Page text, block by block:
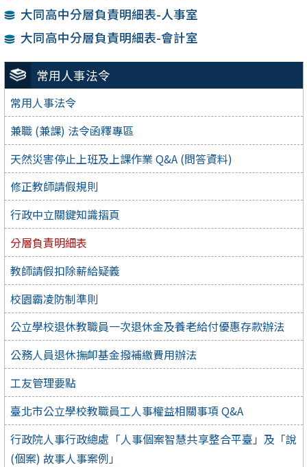
常用人事法令
常用人事法令
兼職 (兼課) 法令函釋專區
天然災害停止上班及上課作業 Q&A (問答資料)
修正教師請假規則
行政中立關鍵知識摺頁
分層負責明細表
教師請假扣除薪給疑義
校園霸凌防制準則
公立學校退休教職員一次退休金及養老給付優惠存款辦法
公務人員退休撫卹基金撥補繳費用辦法
工友管理要點
臺北市公立學校教職員工人事權益相關事項 Q&A
行政院人事行政總處「人事個案智慧共享整合平臺」及「說
(個案) 故事人事案例」
大同高中分層負責明細表-人事室
大同高中分層負責明細表-會計室